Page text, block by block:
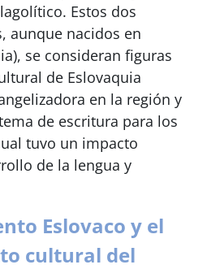
Estos dos
aunque nacidos en
se consideran figuras
de Eslovaquia
en la región y
de escritura para los
tuvo un impacto
de la lengua y
Eslovaco y el
cultural del